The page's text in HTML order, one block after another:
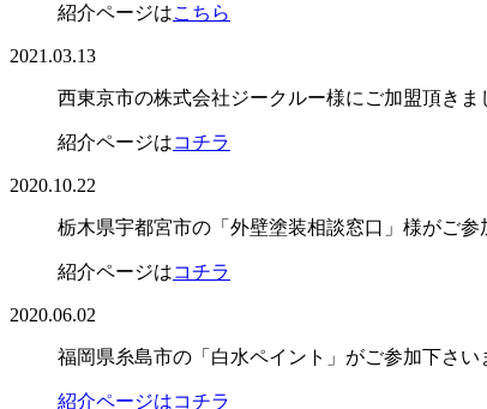
紹介ページはこちら
2021.03.13
西東京市の株式会社ジークルー様にご加盟頂きま
紹介ページはコチラ
2020.10.22
栃木県宇都宮市の「外壁塗装相談窓口」様がご参
紹介ページはコチラ
2020.06.02
福岡県糸島市の「白水ペイント」がご参加下さい
紹介ページはコチラ